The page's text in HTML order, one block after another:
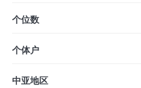
个位数
个体户
中亚地区